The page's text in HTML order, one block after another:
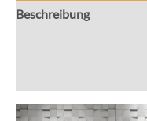
Beschreibung